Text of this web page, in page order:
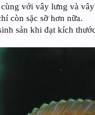
với vây lưng và
còn sặc sỡ hơn nữa.
sản khi đạt kích